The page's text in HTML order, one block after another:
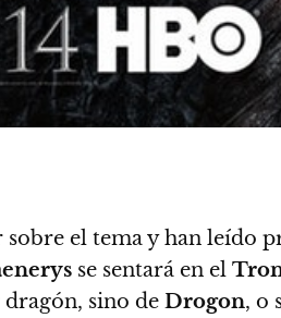
el tema y han leído
se sentará en el
dragón, sino de Drogon, o